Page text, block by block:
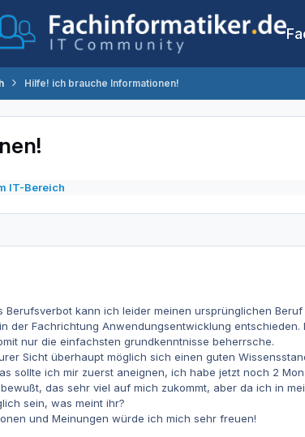
Hilfe! ich brauche Informationen!
IT-Bereich
Berufsverbot kann ich leider meinen ursprünglichen
der Fachrichtung Anwendungsentwicklung
nur die einfachsten grundkenntnisse beherrsche.
Sicht überhaupt möglich sich einen guten
sollte ich mir zuerst aneignen, ich habe jetzt noch 2
das sehr viel auf mich zukommt, aber da ich in
sein, was meint ihr?
und Meinungen würde ich mich sehr freuen!